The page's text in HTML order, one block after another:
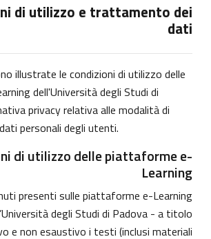
di utilizzo e trattamento dei
dati
illustrate le condizioni di utilizzo delle
dell'Università degli Studi di
privacy relativa alle modalità di
personali degli utenti.
di utilizzo delle piattaforme e-
Learning
presenti sulle piattaforme e-Learning
degli Studi di Padova - a titolo
e non esaustivo i testi (inclusi materiali